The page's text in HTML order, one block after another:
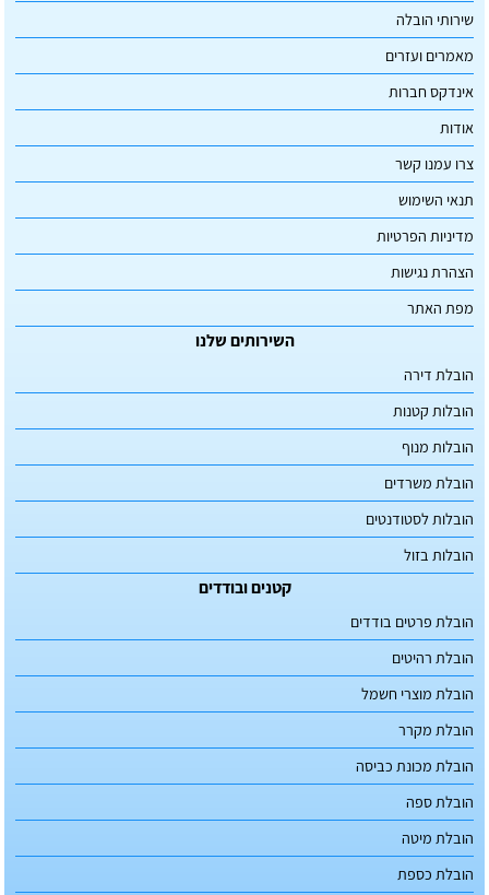
שירותי הובלה
מאמרים ועזרים
אינדקס חברות
אודות
צרו עמנו קשר
תנאי השימוש
מדיניות הפרטיות
הצהרת נגישות
מפת האתר
השירותים שלנו
הובלת דירה
הובלות קטנות
הובלות מנוף
הובלת משרדים
הובלות לסטודנטים
הובלות בזול
קטנים ובודדים
הובלת פרטים בודדים
הובלת רהיטים
הובלת מוצרי חשמל
הובלת מקרר
הובלת מכונת כביסה
הובלת ספה
הובלת מיטה
הובלת כספת